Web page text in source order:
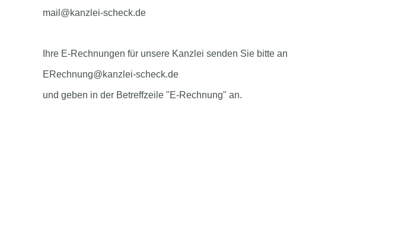
mail@kanzlei-scheck.de
Ihre E-Rechnungen für unsere Kanzlei senden Sie bitte an
ERechnung@kanzlei-scheck.de
und geben in der Betreffzeile "E-Rechnung" an.